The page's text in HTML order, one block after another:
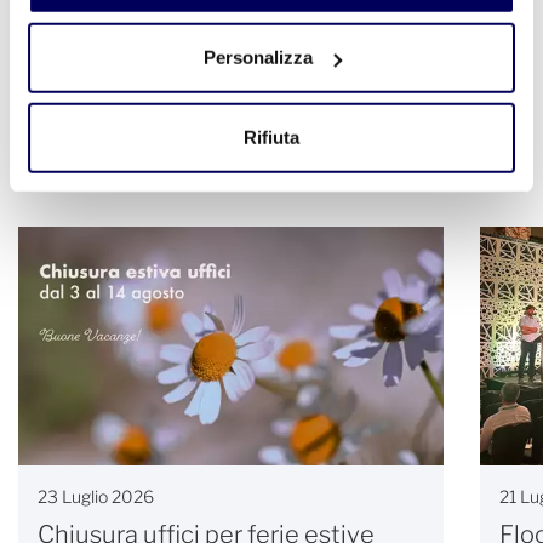
Personalizza
Rifiuta
Altre notizie
23 Luglio 2026
Chiusura uffici per ferie estive
21